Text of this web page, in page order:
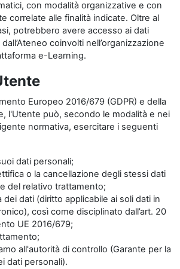
con modalità organizzative e con
correlate alle finalità indicate. Oltre al
potrebbero avere accesso ai dati
coinvolti nell’organizzazione
e-Learning.
Europeo 2016/679 (GDPR) e della
l'Utente può, secondo le modalità e nei
normativa, esercitare i seguenti
dati personali;
o la cancellazione degli stessi dati
del relativo trattamento;
dei dati (diritto applicabile ai soli dati in
così come disciplinato dall’art. 20
UE 2016/679;
all'autorità di controllo (Garante per la
dati personali).